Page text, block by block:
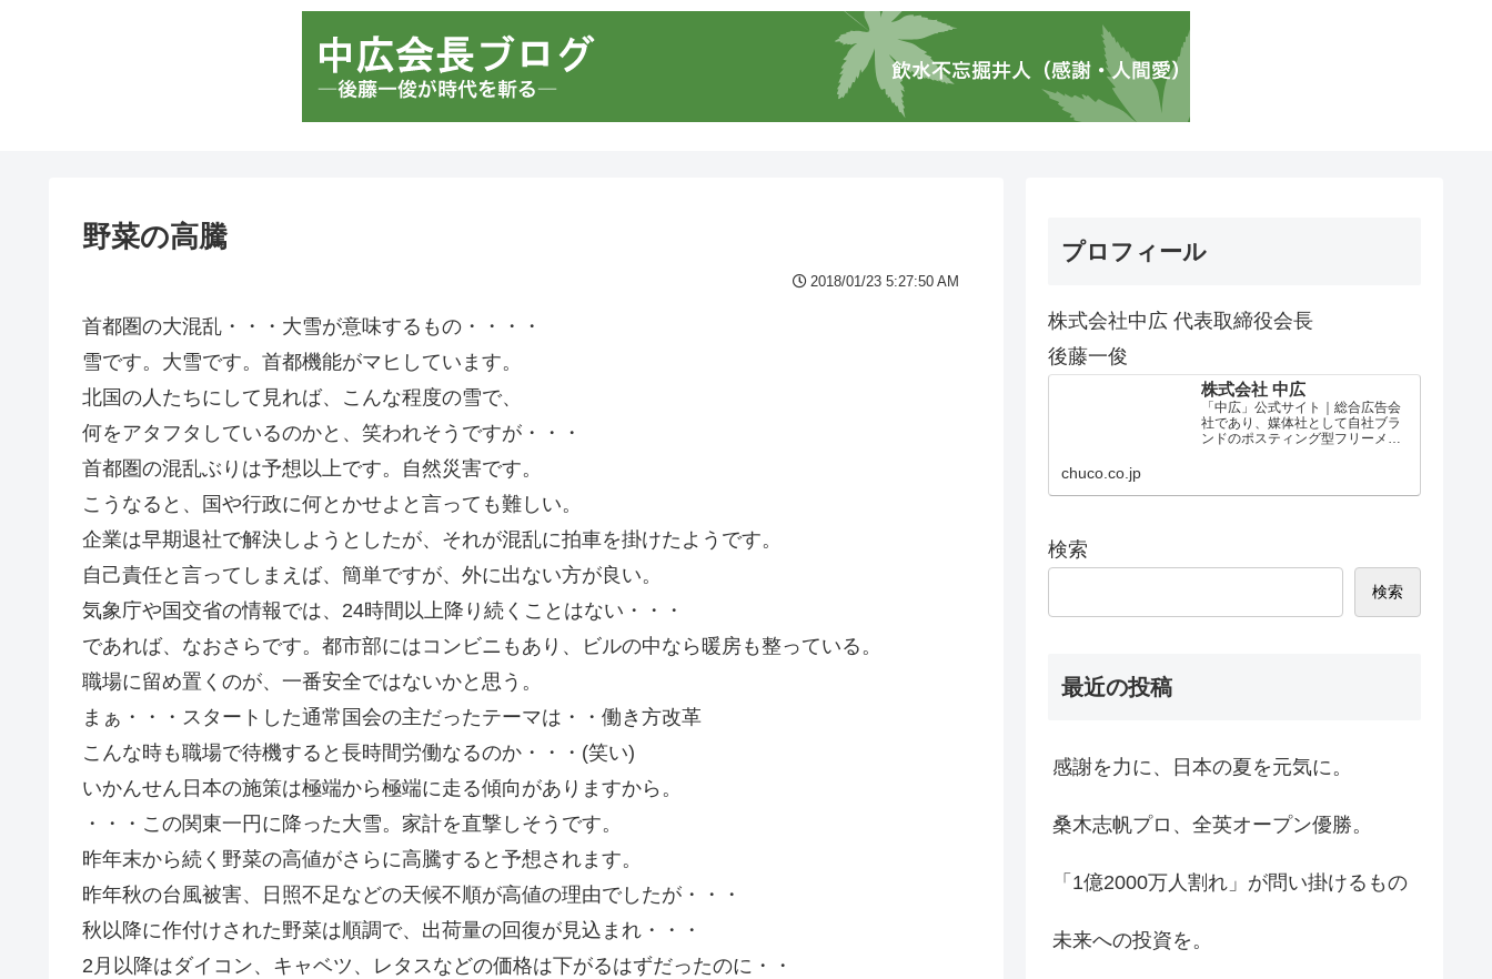
野菜の高騰
2018/01/23 5:27:50 AM
首都圏の大混乱・・・大雪が意味するもの・・・・
雪です。大雪です。首都機能がマヒしています。
北国の人たちにして見れば、こんな程度の雪で、
何をアタフタしているのかと、笑われそうですが・・・
首都圏の混乱ぶりは予想以上です。自然災害です。
こうなると、国や行政に何とかせよと言っても難しい。
企業は早期退社で解決しようとしたが、それが混乱に拍車を掛けたようです。
自己責任と言ってしまえば、簡単ですが、外に出ない方が良い。
気象庁や国交省の情報では、24時間以上降り続くことはない・・・
であれば、なおさらです。都市部にはコンビニもあり、ビルの中なら暖房も整っている。
職場に留め置くのが、一番安全ではないかと思う。
まぁ・・・スタートした通常国会の主だったテーマは・・働き方改革
こんな時も職場で待機すると長時間労働なるのか・・・(笑い)
いかんせん日本の施策は極端から極端に走る傾向がありますから。
・・・この関東一円に降った大雪。家計を直撃しそうです。
昨年末から続く野菜の高値がさらに高騰すると予想されます。
昨年秋の台風被害、日照不足などの天候不順が高値の理由でしたが・・・
秋以降に作付けされた野菜は順調で、出荷量の回復が見込まれ・・・
2月以降はダイコン、キャベツ、レタスなどの価格は下がるはずだったのに・・
プロフィール
株式会社中広 代表取締役会長
後藤一俊
株式会社 中広
「中広」公式サイト｜総合広告会
社であり、媒体社として自社ブラ
ンドのポスティング型フリーメデ
chuco.co.jp
検索
検索
最近の投稿
感謝を力に、日本の夏を元気に。
桑木志帆プロ、全英オープン優勝。
「1億2000万人割れ」が問い掛けるもの
未来への投資を。